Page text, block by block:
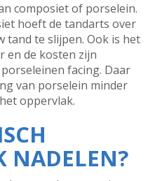
composiet of porselein.
hoeft de tandarts over
tand te slijpen. Ook is het
en de kosten zijn
facing. Daar
van porselein minder
oppervlak.
NADELEN?